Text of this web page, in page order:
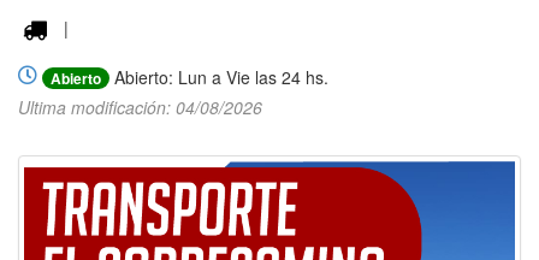
|
Abierto
Abierto: Lun a Vie las 24 hs.
Ultima modificación: 04/08/2026